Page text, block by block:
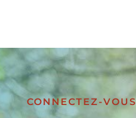
CONNECTEZ-VOUS